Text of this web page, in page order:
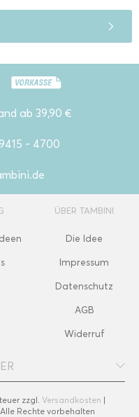
ab 39,90 €
- 4700
ÜBER TAMBINI
Die Idee
Impressum
Datenschutz
AGB
Widerruf
zzgl. Versandkosten |
Rechte vorbehalten